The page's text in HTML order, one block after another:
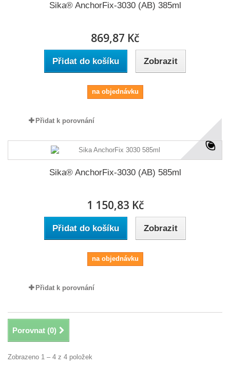
Sika® AnchorFix-3030 (AB) 385ml
869,87 Kč
Přidat do košíku Zobrazit
na objednávku
Přidat k porovnání
Sika® AnchorFix-3030 (AB) 585ml
1 150,83 Kč
Přidat do košíku Zobrazit
na objednávku
Přidat k porovnání
Porovnat (0)
Zobrazeno 1 – 4 z 4 položek